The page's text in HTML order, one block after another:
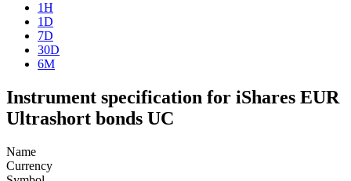
1H
1D
7D
30D
6M
Instrument specification for iShares EUR
Ultrashort bonds UC
Name
Currency